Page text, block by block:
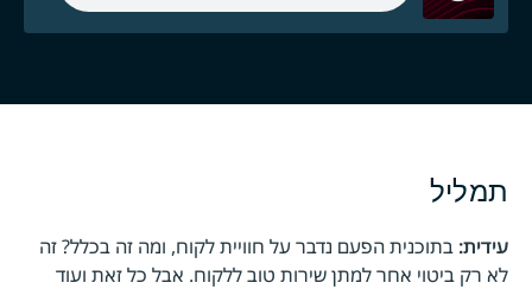
תמליל
עידית: בתוכנית הפעם נדבר על חוויית לקוח, ומה זה בכלל? זה
לא רק ביטוי אחר למתן שירות טוב ללקוח. אבל כל זאת ועוד